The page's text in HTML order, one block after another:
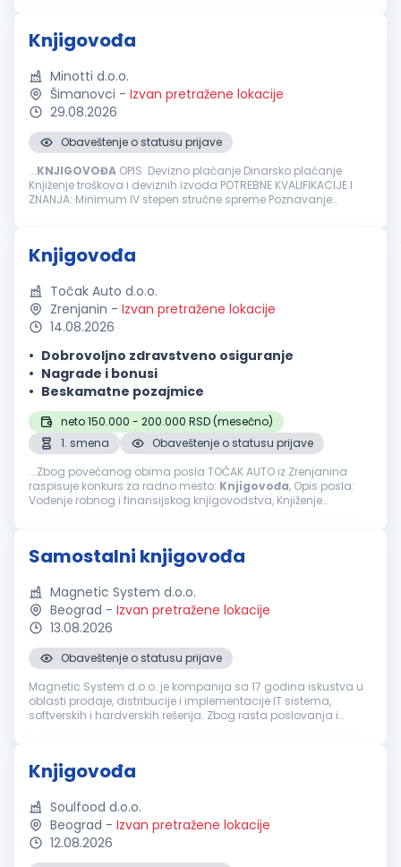
Knjigovođa
Minotti d.o.o.
Šimanovci - Izvan pretražene lokacije
29.08.2026
Obaveštenje o statusu prijave
...KNJIGOVOĐA OPIS Devizno plaćanje Dinarsko plaćanje
Knjiženje troškova i deviznih izvoda POTREBNE KVALIFIKACIJE I
ZNANJA: Minimum IV stepen stručne spreme Poznavanje
Knjigovođa
Točak Auto d.o.o.
Zrenjanin - Izvan pretražene lokacije
14.08.2026
Dobrovoljno zdravstveno osiguranje
Nagrade i bonusi
Beskamatne pozajmice
neto 150.000 - 200.000 RSD (mesečno)
1. smena
Obaveštenje o statusu prijave
...Zbog povećanog obima posla TOČAK AUTO iz Zrenjanina
raspisuje konkurs za radno mesto: Knjigovođa, Opis posla:
Vođenje robnog i finansijskog knjigovodstva, Knjiženje
Samostalni knjigovođa
Magnetic System d.o.o.
Beograd - Izvan pretražene lokacije
13.08.2026
Obaveštenje o statusu prijave
Magnetic System d.o.o. je kompanija sa 17 godina iskustva u
oblasti prodaje, distribucije i implementacije IT sistema,
softverskih i hardverskih rešenja. Zbog rasta poslovanja i
Knjigovođa
Soulfood d.o.o.
Beograd - Izvan pretražene lokacije
12.08.2026